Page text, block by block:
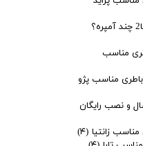
باتری مناسب
مناسب پژو
و نصب رایگان
مناسب زانتیا (۴)